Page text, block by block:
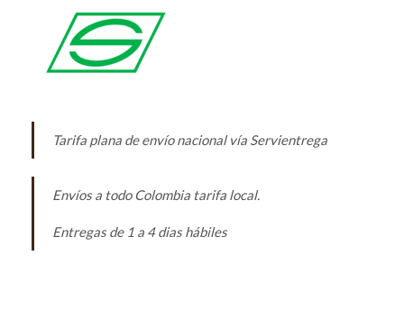
Tarifa plana de envío nacional vía Servientrega
Envíos a todo Colombia tarifa local.
Entregas de 1 a 4 dias hábiles